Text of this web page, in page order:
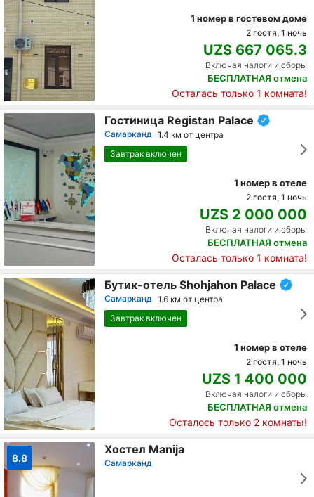
1 номер в гостевом доме
2 гостя, 1 ночь
UZS 667 065.3
Включая налоги и сборы
БЕСПЛАТНАЯ отмена
Осталась только 1 комната!
Гостиница Registan Palace
Самарканд 1.4 км от центра
Завтрак включен
1 номер в отеле
2 гостя, 1 ночь
UZS 2 000 000
Включая налоги и сборы
БЕСПЛАТНАЯ отмена
Осталась только 1 комната!
Бутик-отель Shohjahon Palace
Самарканд 1.6 км от центра
Завтрак включен
1 номер в отеле
2 гостя, 1 ночь
UZS 1 400 000
Включая налоги и сборы
БЕСПЛАТНАЯ отмена
Осталось только 2 комнаты!
8.8
Хостел Manija
Самарканд